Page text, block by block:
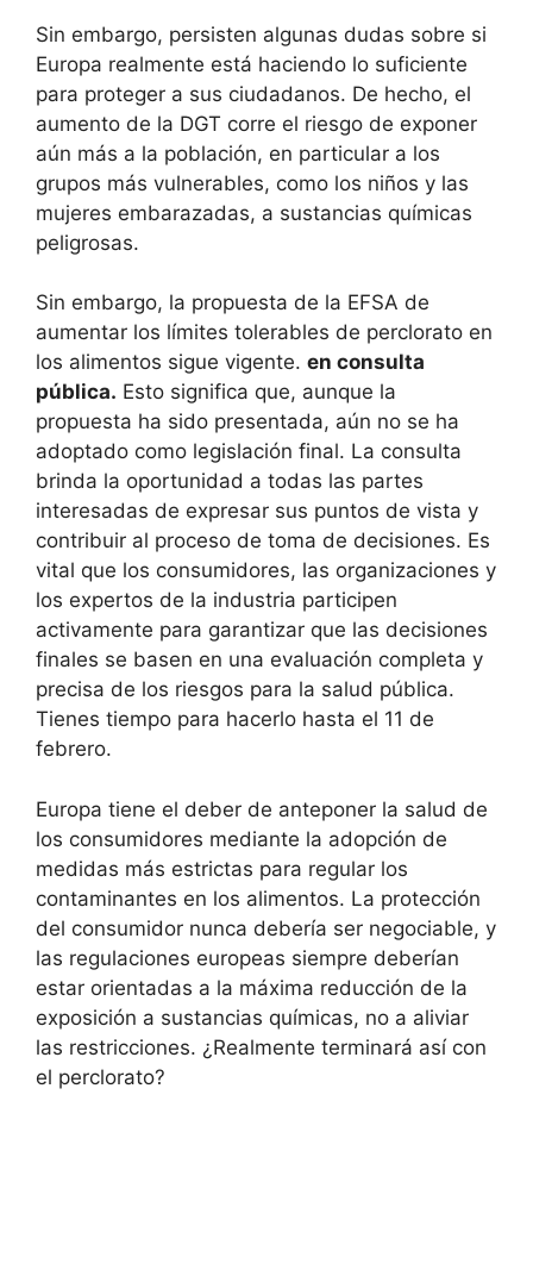
Sin embargo, persisten algunas dudas sobre si
Europa realmente está haciendo lo suficiente
para proteger a sus ciudadanos. De hecho, el
aumento de la DGT corre el riesgo de exponer
aún más a la población, en particular a los
grupos más vulnerables, como los niños y las
mujeres embarazadas, a sustancias químicas
peligrosas.
Sin embargo, la propuesta de la EFSA de
aumentar los límites tolerables de perclorato en
los alimentos sigue vigente. en consulta
pública. Esto significa que, aunque la
propuesta ha sido presentada, aún no se ha
adoptado como legislación final. La consulta
brinda la oportunidad a todas las partes
interesadas de expresar sus puntos de vista y
contribuir al proceso de toma de decisiones. Es
vital que los consumidores, las organizaciones y
los expertos de la industria participen
activamente para garantizar que las decisiones
finales se basen en una evaluación completa y
precisa de los riesgos para la salud pública.
Tienes tiempo para hacerlo hasta el 11 de
febrero.
Europa tiene el deber de anteponer la salud de
los consumidores mediante la adopción de
medidas más estrictas para regular los
contaminantes en los alimentos. La protección
del consumidor nunca debería ser negociable, y
las regulaciones europeas siempre deberían
estar orientadas a la máxima reducción de la
exposición a sustancias químicas, no a aliviar
las restricciones. ¿Realmente terminará así con
el perclorato?